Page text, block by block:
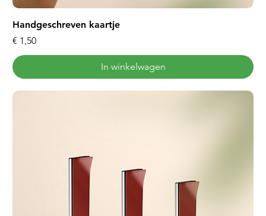
Handgeschreven kaartje
Prijs
€ 1,50
In winkelwagen